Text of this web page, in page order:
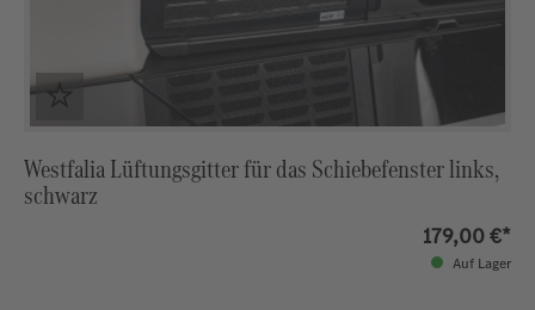
Westfalia Lüftungsgitter für das Schiebefenster links,
schwarz
179,00 €*
Auf Lager